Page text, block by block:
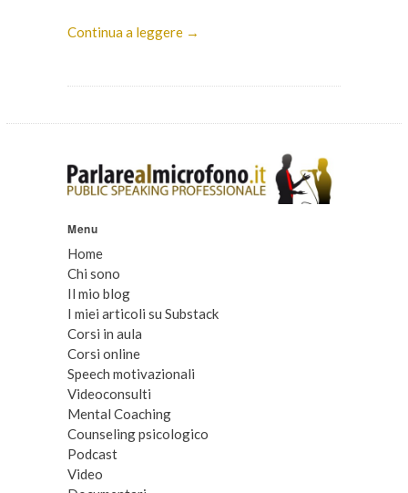
Continua a leggere →
Menu
Home
Chi sono
Il mio blog
I miei articoli su Substack
Corsi in aula
Corsi online
Speech motivazionali
Videoconsulti
Mental Coaching
Counseling psicologico
Podcast
Video